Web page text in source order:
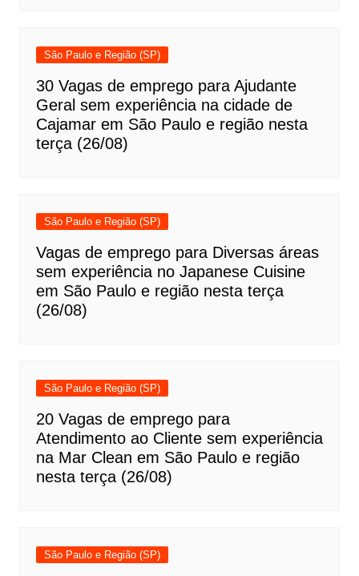
São Paulo e Região (SP)
30 Vagas de emprego para Ajudante
Geral sem experiência na cidade de
Cajamar em São Paulo e região nesta
terça (26/08)
São Paulo e Região (SP)
Vagas de emprego para Diversas áreas
sem experiência no Japanese Cuisine
em São Paulo e região nesta terça
(26/08)
São Paulo e Região (SP)
20 Vagas de emprego para
Atendimento ao Cliente sem experiência
na Mar Clean em São Paulo e região
nesta terça (26/08)
São Paulo e Região (SP)